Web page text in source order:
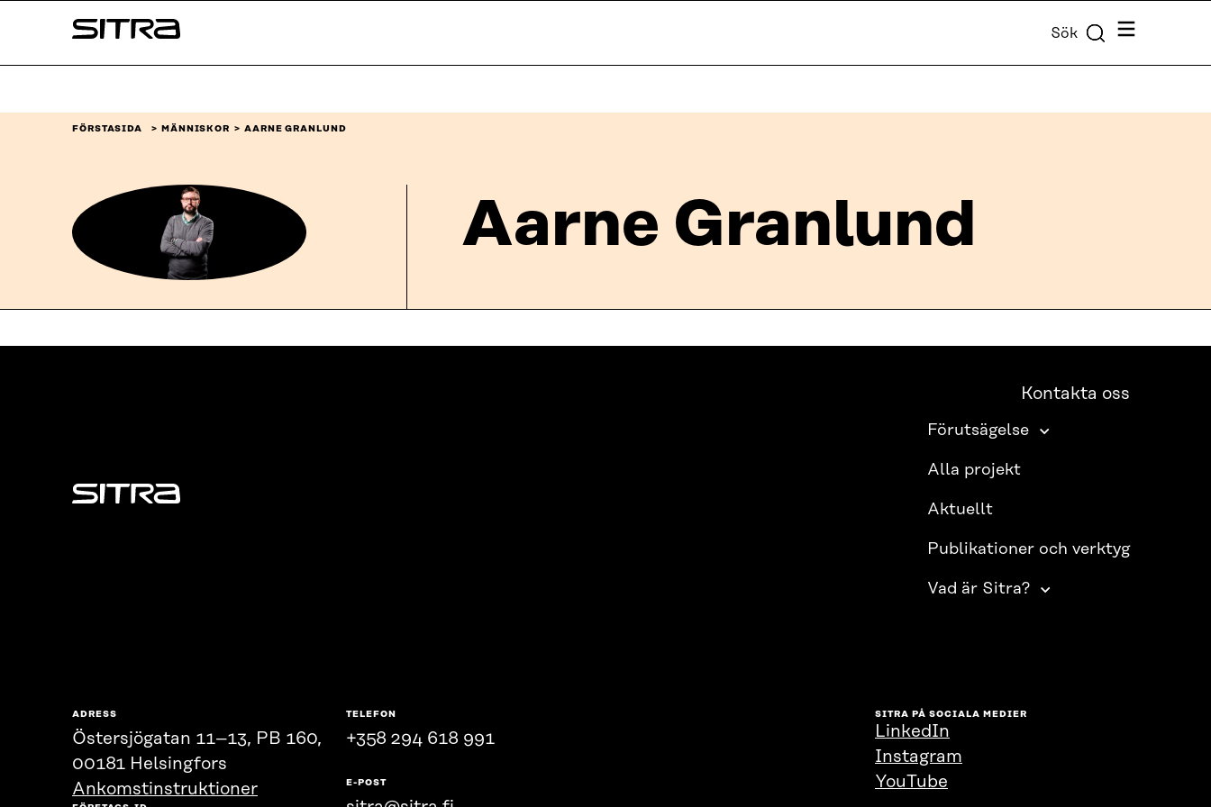
↓
Sitra Sök Meny
FÖRSTASIDA MÄNNISKOR AARNE GRANLUND
Aarne Granlund
Sitra
Kontakta oss
Förutsägelse
Alla projekt
Aktuellt
Publikationer och verktyg
Vad är Sitra?
ADRESS
Östersjögatan 11–13, PB 160,
00181 Helsingfors
Ankomstinstruktioner
TELEFON
+358 294 618 991
E-POST
SITRA PÅ SOCIALA MEDIER
LinkedIn
Instagram
YouTube